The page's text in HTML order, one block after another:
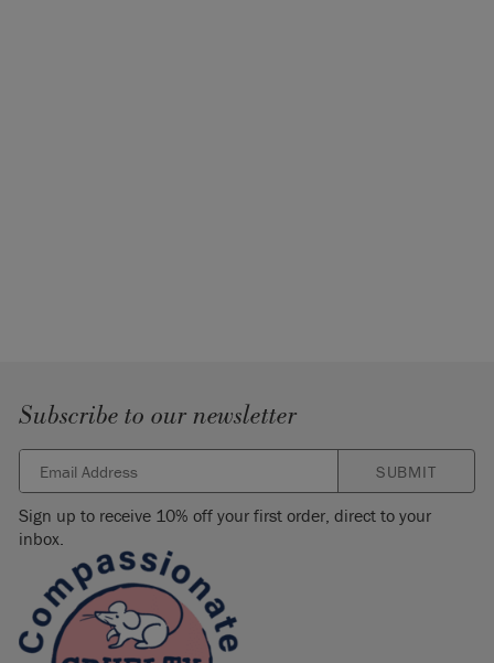
Subscribe to our newsletter
SUBMIT
Sign up to receive 10% off your first order, direct to your
inbox.